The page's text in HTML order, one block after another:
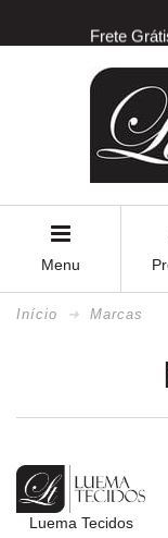
Frete
5% de
Frete
Menu
Início Marcas
Luema Tecidos